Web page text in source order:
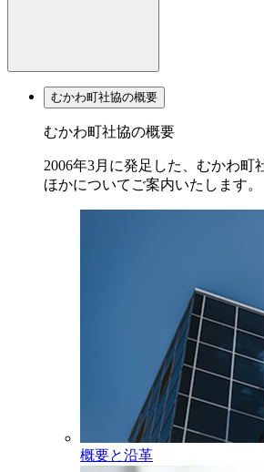
むかわ町社協の概要
むかわ町社協の概要
2006年3月に発足した、むかわ町
ほかについてご案内いたします。
概要と沿革